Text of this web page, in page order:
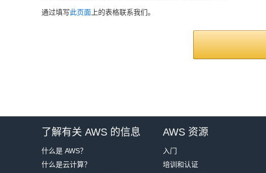
通过填写此页面 上的表格联系我们。
了解有关 AWS 的信息
什么是 AWS？
什么是云计算？
AWS 资源
入门
培训和认证